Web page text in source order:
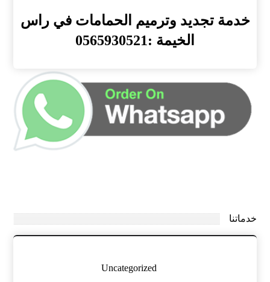
خدمة تجديد وترميم الحمامات في راس
الخيمة :0565930521
خدماتنا
Uncategorized